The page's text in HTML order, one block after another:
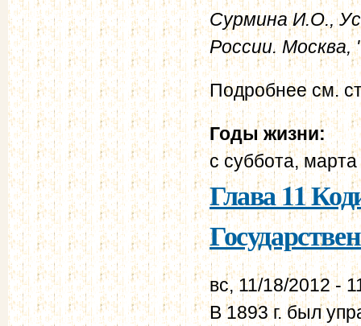
Сурмина И.О.,
России. Москва,
Подробнее см.
Годы жизни:
ссуббота,
Глава 11
вс, 11/18/2012 -
В 1893 г. был